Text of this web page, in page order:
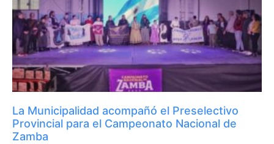
La Municipalidad acompañó el Preselectivo
Provincial para el Campeonato Nacional de
Zamba